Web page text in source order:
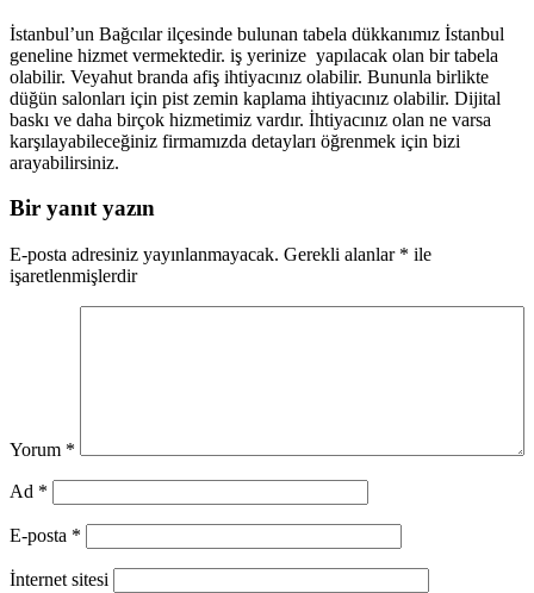
İstanbul’un Bağcılar ilçesinde bulunan tabela dükkanımız İstanbul
geneline hizmet vermektedir. iş yerinize yapılacak olan bir tabela
olabilir. Veyahut branda afiş ihtiyacınız olabilir. Bununla birlikte
düğün salonları için pist zemin kaplama ihtiyacınız olabilir. Dijital
baskı ve daha birçok hizmetimiz vardır. İhtiyacınız olan ne varsa
karşılayabileceğiniz firmamızda detayları öğrenmek için bizi
arayabilirsiniz.
Bir yanıt yazın
E-posta adresiniz yayınlanmayacak. Gerekli alanlar * ile
işaretlenmişlerdir
Yorum *
Ad *
E-posta *
İnternet sitesi